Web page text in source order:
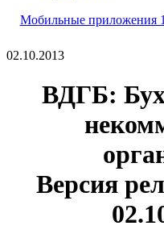
Мобильные приложения
02.10.2013
ВДГБ:
Версия